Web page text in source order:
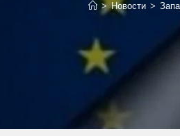
> Новости >